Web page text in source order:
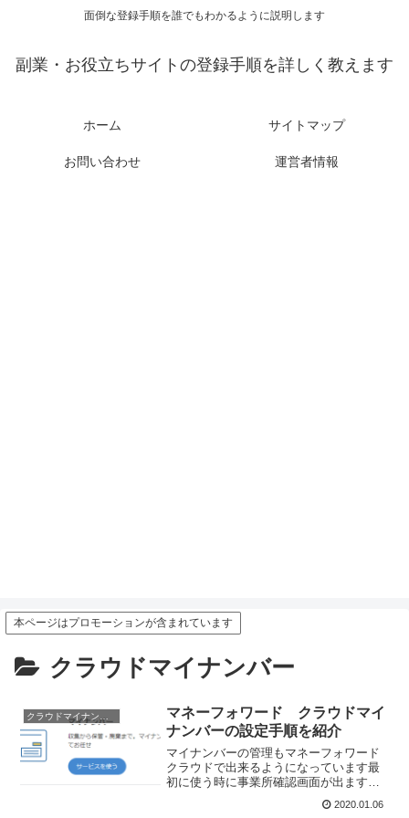
面倒な登録手順を誰でもわかるように説明します
副業・お役立ちサイトの登録手順を詳しく教えます
ホーム サイトマップ
お問い合わせ 運営者情報
本ページはプロモーションが含まれています
クラウドマイナンバー
マネーフォワード クラウドマイ
ナンバーの設定手順を紹介
マイナンバーの管理もマネーフォワード
クラウドで出来るようになっています最
初に使う時に事業所確認画面が出ます内
容を確認して「更新する」をクリックマ
イナンバーは厳重に管理することが求め
2020.01.06